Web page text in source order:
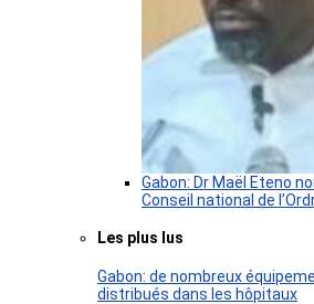
Gabon: Dr Maël Eteno
Conseil national de
Les plus lus
Gabon: de nombreux
distribués dans les hôpitaux